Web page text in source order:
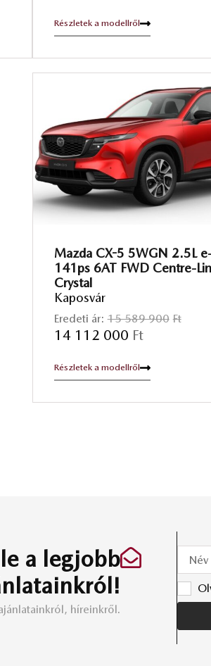
Részletek a modellről
Mazda CX-5 5WGN 2.5L
141ps 6AT FWD Centre-
Crystal
Kaposvár
Eredeti ár: 15 589 900 Ft
14 112 000 Ft
Részletek a modellről
a legjobb
híreinkről.